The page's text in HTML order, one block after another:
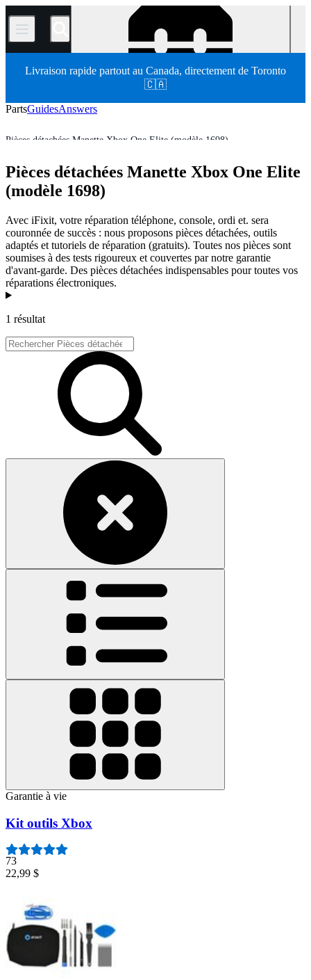
/
Livraison rapide partout au Canada, directement de Toronto
🇨🇦
PartsGuidesAnswers
Pièces détachées Manette Xbox One Elite (modèle 1698)
Console de jeux Microsoft
Console de jeux
Pièces détachées
Store
Pièces détachées Manette Xbox One Elite
(modèle 1698)
Avec iFixit, votre réparation téléphone, console, ordi et. sera
couronnée de succès : nous proposons pièces détachées, outils
adaptés et tutoriels de réparation (gratuits). Toutes nos pièces sont
soumises à des tests rigoureux et couvertes par notre garantie
d'avant-garde. Des pièces détachées indispensables pour toutes vos
réparations électroniques.
Products
1 résultat
Garantie à vie
Kit outils Xbox
73
22,99 $